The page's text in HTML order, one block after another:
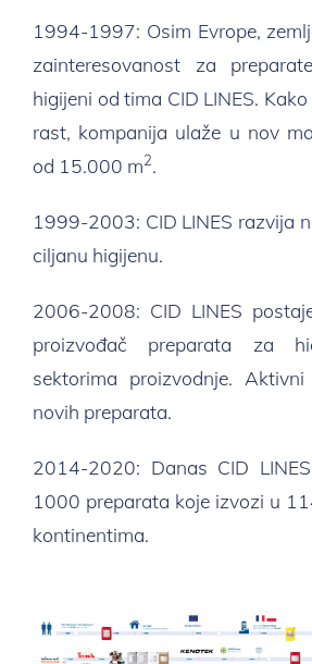
1994-1997: Osim Evrope,
zainteresovanost za
higijeni od tima CID LINES.
rast, kompanija ulaže u nov
od 15.000 m2.
1999-2003: CID LINES razvija
ciljanu higijenu.
2006-2008: CID LINES
proizvođač preparata za
sektorima proizvodnje.
novih preparata.
2014-2020: Danas CID
1000 preparata koje izvozi u
kontinentima.